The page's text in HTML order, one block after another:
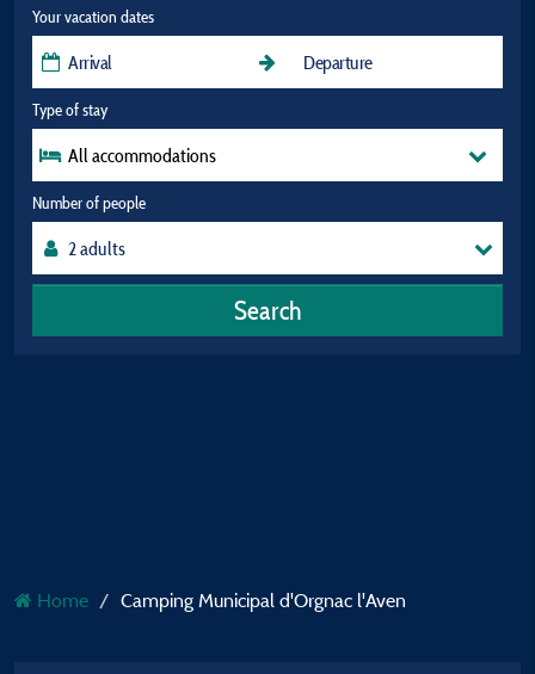
Your vacation dates
Type of stay
All accommodations
Number of people
Search
Home Camping Municipal d'Orgnac l'Aven